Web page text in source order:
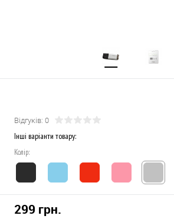
Відгуків: 0
Інші варіанти товару:
Колір:
299 грн.